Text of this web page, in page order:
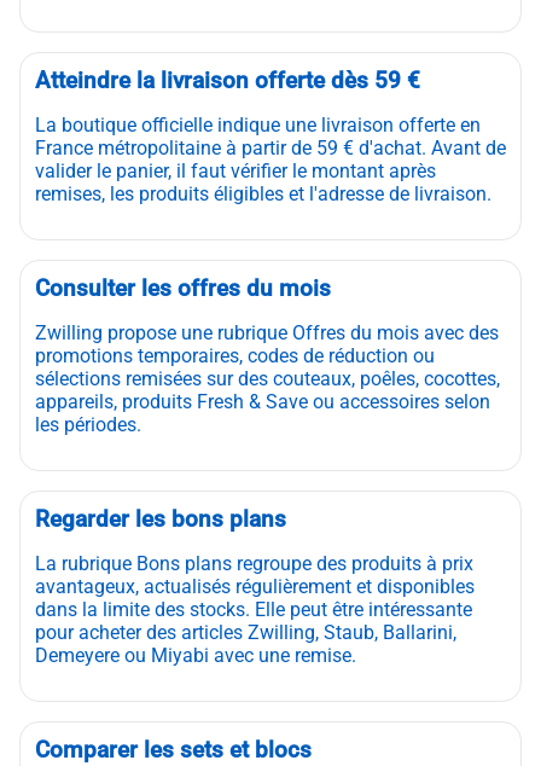
Atteindre la livraison offerte dès 59 €
La boutique officielle indique une livraison offerte en
France métropolitaine à partir de 59 € d'achat. Avant de
valider le panier, il faut vérifier le montant après
remises, les produits éligibles et l'adresse de livraison.
Consulter les offres du mois
Zwilling propose une rubrique Offres du mois avec des
promotions temporaires, codes de réduction ou
sélections remisées sur des couteaux, poêles, cocottes,
appareils, produits Fresh & Save ou accessoires selon
les périodes.
Regarder les bons plans
La rubrique Bons plans regroupe des produits à prix
avantageux, actualisés régulièrement et disponibles
dans la limite des stocks. Elle peut être intéressante
pour acheter des articles Zwilling, Staub, Ballarini,
Demeyere ou Miyabi avec une remise.
Comparer les sets et blocs